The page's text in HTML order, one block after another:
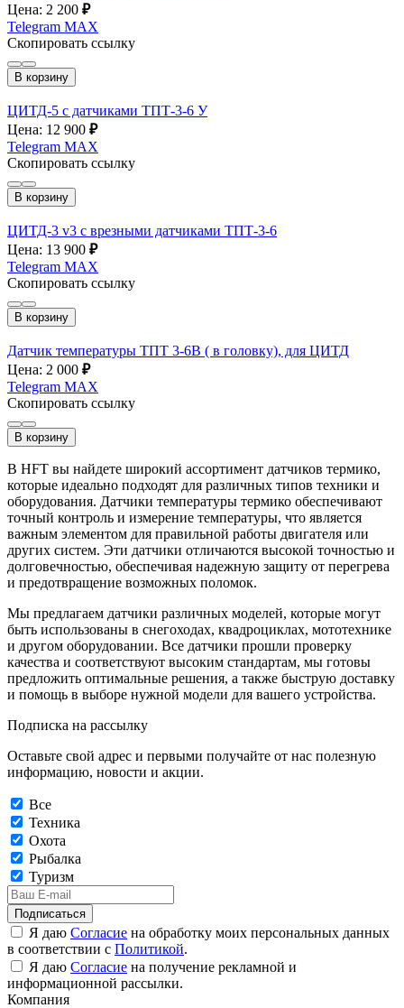
Цена: 2 200 ₽
Telegram MAX
Скопировать ссылку
В корзину
ЦИТД-5 с датчиками ТПТ-3-6 У
Цена: 12 900 ₽
Telegram MAX
Скопировать ссылку
В корзину
ЦИТД-3 v3 с врезными датчиками ТПТ-3-6
Цена: 13 900 ₽
Telegram MAX
Скопировать ссылку
В корзину
Датчик температуры ТПТ 3-6В ( в головку), для ЦИТД
Цена: 2 000 ₽
Telegram MAX
Скопировать ссылку
В корзину
В HFT вы найдете широкий ассортимент датчиков термико,
которые идеально подходят для различных типов техники и
оборудования. Датчики температуры термико обеспечивают
точный контроль и измерение температуры, что является
важным элементом для правильной работы двигателя или
других систем. Эти датчики отличаются высокой точностью и
долговечностью, обеспечивая надежную защиту от перегрева
и предотвращение возможных поломок.
Мы предлагаем датчики различных моделей, которые могут
быть использованы в снегоходах, квадроциклах, мототехнике
и другом оборудовании. Все датчики прошли проверку
качества и соответствуют высоким стандартам, мы готовы
предложить оптимальные решения, а также быструю доставку
и помощь в выборе нужной модели для вашего устройства.
Подписка на рассылку
Оставьте свой адрес и первыми получайте от нас полезную
информацию, новости и акции.
Все
Техника
Охота
Рыбалка
Туризм
Подписаться
Я даю Согласие на обработку моих персональных данных
в соответствии с Политикой.
Я даю Согласие на получение рекламной и
информационной рассылки.
Компания